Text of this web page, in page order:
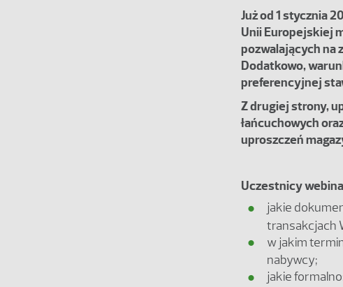
Już od 1 stycznia
Unii Europejskiej
pozwalających na
Dodatkowo,
preferencyjnej
Z drugiej strony,
łańcuchowych
uproszczeń
Uczestnicy
jakie
transakcjach
w jakim
nabywcy;
jakie